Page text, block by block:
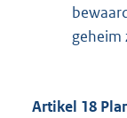
geheim
Artikel 18